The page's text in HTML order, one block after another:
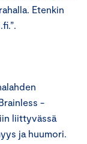
Etenkin
-
liittyvässä
ja huumori.